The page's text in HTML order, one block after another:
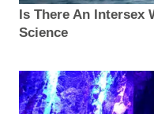
Is There An Intersex
Science